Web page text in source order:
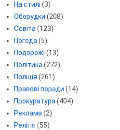
На стилі (3)
Оборудки (208)
Освіта (123)
Погода (5)
Подорожі (13)
Політика (272)
Поліція (261)
Правові поради (14)
Прокуратура (404)
Реклама (2)
Релігія (55)